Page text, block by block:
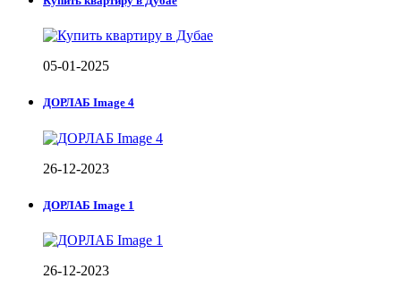
05-01-2025
ДОРЛАБ Image 4
26-12-2023
ДОРЛАБ Image 1
26-12-2023